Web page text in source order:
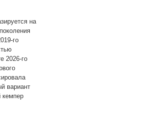
на
го
2026-го
вариант
кемпер